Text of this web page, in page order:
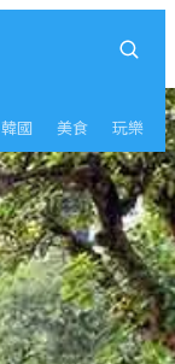
韓國 美食 玩樂